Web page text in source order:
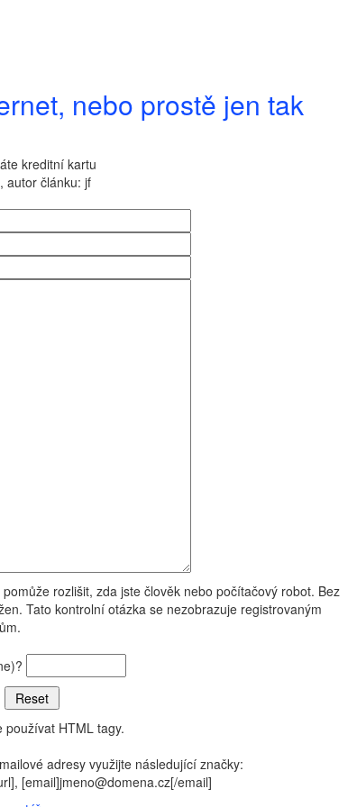
nebo prostě jen tak
kreditní kartu
autor článku: jf
rozlišit, zda jste člověk nebo počítačový robot. Bez
Tato kontrolní otázka se nezobrazuje registrovaným
používat HTML tagy.
adresy využijte následující značky:
[email]jmeno@domena.cz[/email]